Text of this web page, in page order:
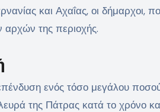
και Αχαΐας, οι δήμαρχοι,
αρχών της περιοχής.
ενός τόσο μεγάλου
της Πάτρας κατά το χρόνο